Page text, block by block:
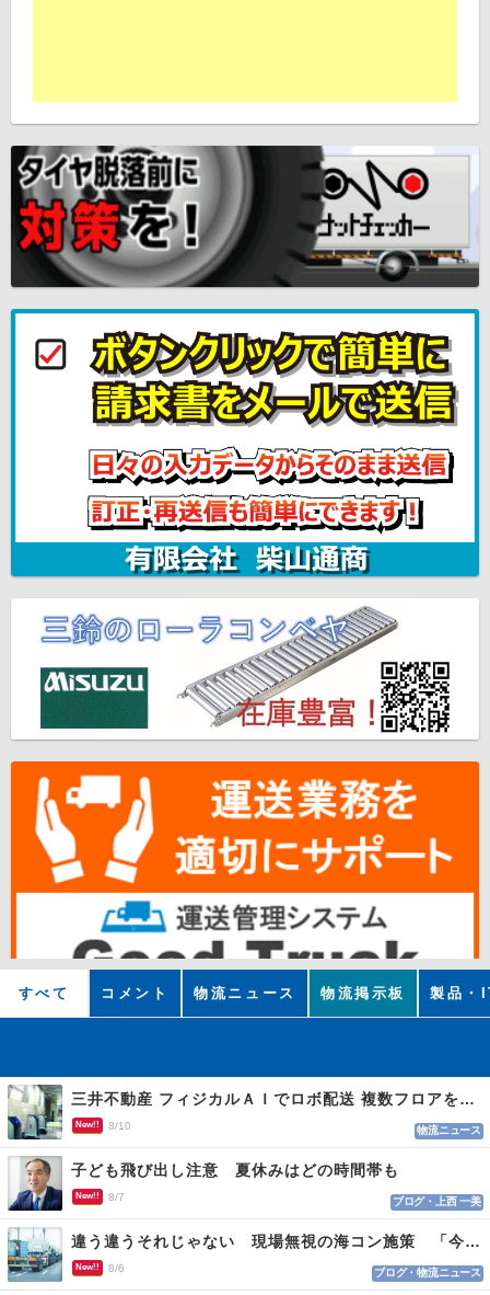
すべて コメント 物流ニュース 物流掲示板 製品・
三井不動産 フィジカルＡＩでロボ配送 複数フロアを自律走行
New!! 8/10 物流ニュース
子ども飛び出し注意 夏休みはどの時間帯も
New!! 8/7 ブログ・上西 一美
違う違うそれじゃない 現場無視の海コン施策 「今でも平均２～３時間は待つ」
New!! 8/6 ブログ・物流ニュース